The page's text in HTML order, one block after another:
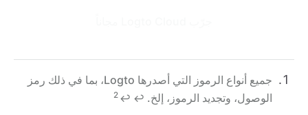
جميع أنواع الرموز التي أصدرها Logto، بما في ذلك رمز
الوصول، وتجديد الرموز، إلخ. ↩
↩
2